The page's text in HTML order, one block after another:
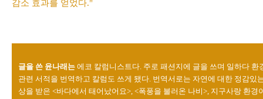
감소 효과를 얻었다."
글을 쓴 윤나래는 에코 칼럼니스트다. 주로 패션지에 글을 쓰며 일하다 환
관련 서적을 번역하고 칼럼도 쓰게 됐다. 번역서로는 자연에 대한 정감있
상을 받은 <바다에서 태어났어요>, <폭풍을 불러온 나비>, 지구사랑 환경